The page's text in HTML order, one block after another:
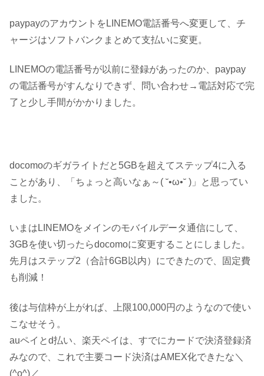
paypayのアカウントをLINEMO電話番号へ変更して、チ
ャージはソフトバンクまとめて支払いに変更。
LINEMOの電話番号が以前に登録があったのか、paypay
の電話番号がすんなりできず、問い合わせ→電話対応で完
了と少し手間がかかりました。
docomoのギガライトだと5GBを超えてステップ4に入る
ことがあり、「ちょっと高いなぁ～( ˘•ω•˘ )」と思ってい
ました。
いまはLINEMOをメインのモバイルデータ通信にして、
3GBを使い切ったらdocomoに変更することにしました。
先月はステップ2（合計6GB以内）にできたので、固定費
も削減！
後は与信枠が上がれば、上限100,000円のようなので使い
こなせそう。
auペイとd払い、楽天ペイは、すでにカードで決済登録済
みなので、これで主要コード決済はAMEX化できたな＼
(^o^)／